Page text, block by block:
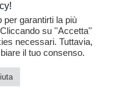
| Progettazione e
garantirti la più
su ''Accetta''
necessari. Tuttavia,
il tuo consenso.